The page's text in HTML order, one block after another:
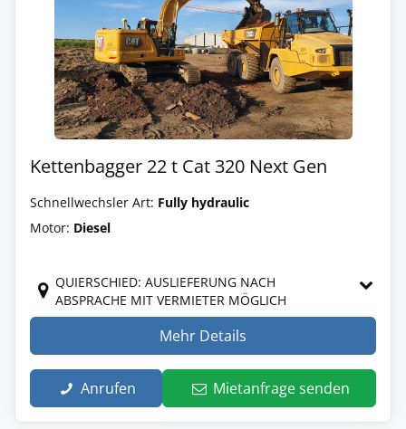
Kettenbagger 22 t Cat 320 Next Gen
Schnellwechsler Art: Fully hydraulic
Motor: Diesel
QUIERSCHIED: AUSLIEFERUNG NACH
ABSPRACHE MIT VERMIETER MÖGLICH
Mehr Details
Anrufen Mietanfrage senden